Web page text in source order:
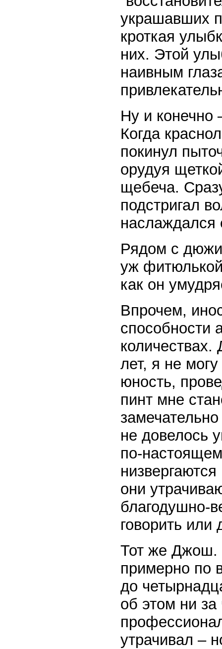
украшавших
кроткая
них. Этой
наивным
Ну и конечно
Когда
покинул
орудуя
щебеча.
подстригал
наслаждался
Рядом с
уж
как он
Впрочем,
способности
лет, я не
юность,
пинт мне
не довелось
по-
они
благодушно-
говорить или
Тот же Джош.
примерно по
до
об этом ни
утрачивал –